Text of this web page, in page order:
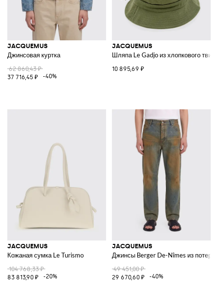
JACQUEMUS
Джинсовая куртка
62 860,43 ₽
37 716,45 ₽
-40%
JACQUEMUS
Шляпа Le Gadjo из хлопкового
10 895,69 ₽
JACQUEMUS
Кожаная сумка Le Turismo
104 768,33 ₽
83 813,90 ₽
-20%
JACQUEMUS
Джинсы Berger De-Nîmes из
49 451,00 ₽
29 670,60 ₽
-40%